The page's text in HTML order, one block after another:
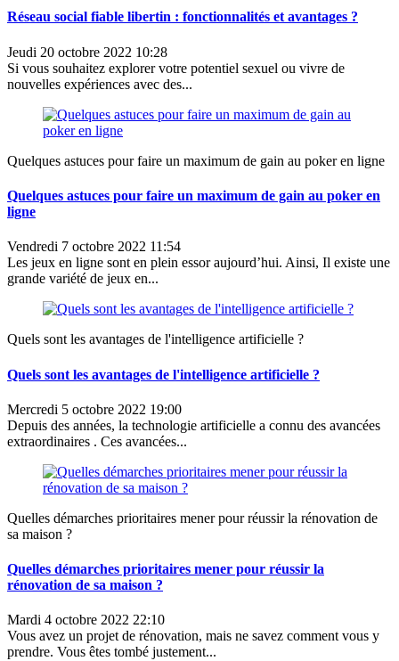
Réseau social fiable libertin : fonctionnalités et avantages ?
Jeudi 20 octobre 2022 10:28
Si vous souhaitez explorer votre potentiel sexuel ou vivre de
nouvelles expériences avec des...
Quelques astuces pour faire un maximum de gain au poker en ligne
Quelques astuces pour faire un maximum de gain au poker en
ligne
Vendredi 7 octobre 2022 11:54
Les jeux en ligne sont en plein essor aujourd’hui. Ainsi, Il existe une
grande variété de jeux en...
Quels sont les avantages de l'intelligence artificielle ?
Quels sont les avantages de l'intelligence artificielle ?
Mercredi 5 octobre 2022 19:00
Depuis des années, la technologie artificielle a connu des avancées
extraordinaires . Ces avancées...
Quelles démarches prioritaires mener pour réussir la rénovation de
sa maison ?
Quelles démarches prioritaires mener pour réussir la
rénovation de sa maison ?
Mardi 4 octobre 2022 22:10
Vous avez un projet de rénovation, mais ne savez comment vous y
prendre. Vous êtes tombé justement...